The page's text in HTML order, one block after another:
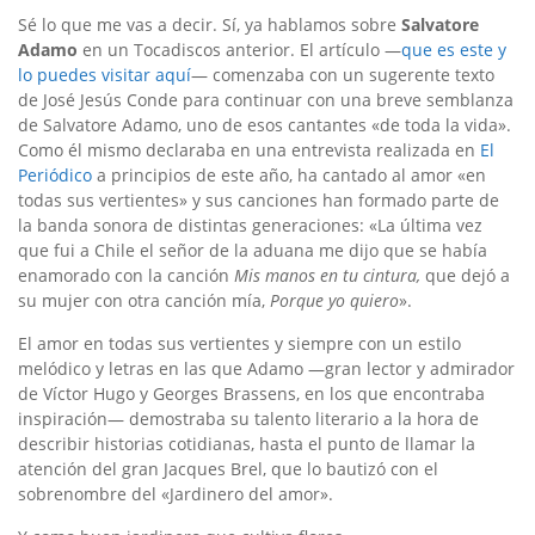
Sé lo que me vas a decir. Sí, ya hablamos sobre Salvatore
Adamo en un Tocadiscos anterior. El artículo —que es este y
lo puedes visitar aquí— comenzaba con un sugerente texto
de José Jesús Conde para continuar con una breve semblanza
de Salvatore Adamo, uno de esos cantantes «de toda la vida».
Como él mismo declaraba en una entrevista realizada en El
Periódico a principios de este año, ha cantado al amor «en
todas sus vertientes» y sus canciones han formado parte de
la banda sonora de distintas generaciones: «La última vez
que fui a Chile el señor de la aduana me dijo que se había
enamorado con la canción Mis manos en tu cintura, que dejó a
su mujer con otra canción mía, Porque yo quiero».
El amor en todas sus vertientes y siempre con un estilo
melódico y letras en las que Adamo —gran lector y admirador
de Víctor Hugo y Georges Brassens, en los que encontraba
inspiración— demostraba su talento literario a la hora de
describir historias cotidianas, hasta el punto de llamar la
atención del gran Jacques Brel, que lo bautizó con el
sobrenombre del «Jardinero del amor».